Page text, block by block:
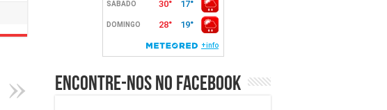
Encontre-nos no Facebook